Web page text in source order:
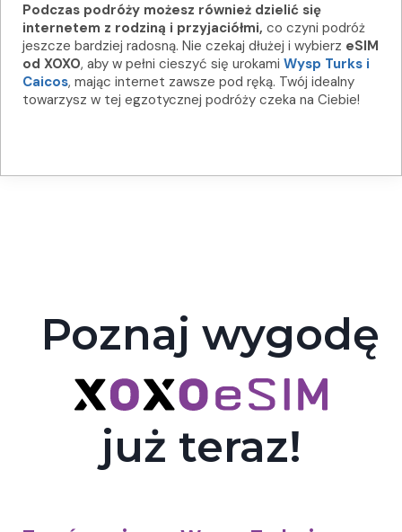
Podczas podróży możesz również dzielić się
internetem z rodziną i przyjaciółmi, co czyni podróż
jeszcze bardziej radosną. Nie czekaj dłużej i wybierz eSIM
od XOXO, aby w pełni cieszyć się urokami Wysp Turks i
Caicos, mając internet zawsze pod ręką. Twój idealny
towarzysz w tej egzotycznej podróży czeka na Ciebie!
Poznaj wygodę
już teraz!